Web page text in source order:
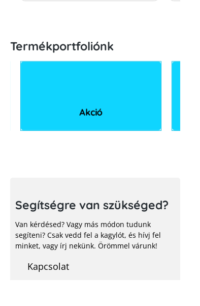
Termékportfoliónk
Akció
Segítségre van szükséged?
Van kérdésed? Vagy más módon tudunk
segíteni? Csak vedd fel a kagylót, és hívj fel
minket, vagy írj nekünk. Örömmel várunk!
Kapcsolat